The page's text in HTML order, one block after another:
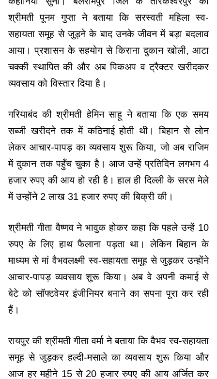
आया। प्रशासन के सहयोग से किराना दुकान खोली, आटा
चक्की स्थापित की और अब पिकअप व ट्रैक्टर खरीदकर
व्यवसाय को विस्तार दिया है।
गरियाबंद की श्रीमती हेमिन साहू ने बताया कि एक समय
लेकर आचार-पापड़ का व्यवसाय शुरू किया, जो अब राजिम
में दुकान तक पहुँच चुका है। आज उन्हें प्रतिदिन लगभग 4
हजार रुपए की आय हो रही है। हाल ही दिल्ली के सरस मेले
में उन्होंने 2 लाख 31 हजार रुपए की बिक्री की।
श्रीमती गीता वैष्णव ने भावुक होकर कहा कि पहले उन्हें 10
माध्यम से मां वैभवलक्ष्मी स्व-सहायता समूह से जुड़कर उन्होंने
आचार-पापड़ व्यवसाय शुरू किया। अब वे अपनी कमाई से
बेटे को सॉफ्टवेयर इंजीनियर बनाने का सपना पूरा कर रही
हैं।
रायपुर की श्रीमती गीता वर्मा ने बताया कि वैभव स्व-सहायता
आज हर महीने 15 से 20 हजार रुपए की आय अर्जित कर
रही हैं। उन्होंने कहा कि प्रधानमंत्री जी के लखपति दीदी
बनाने के संकल्प ने उनकी और लाखों बहनों की जिंदगी बदल